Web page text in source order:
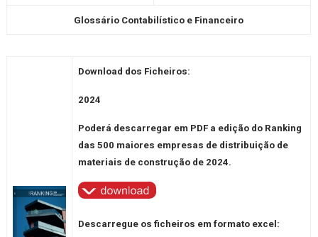
Glossário Contabilístico e Financeiro
Download dos Ficheiros:
2024
Poderá descarregar em PDF a edição do Ranking
das 500 maiores empresas de distribuição de
materiais de construção de 2024.
Descarregue os ficheiros em formato excel: